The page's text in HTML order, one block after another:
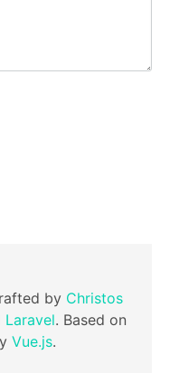
by Christos
Laravel. Based on
Vue.js.